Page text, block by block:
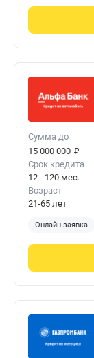
Сумма до
15 000 000 ₽
Срок кредита
12 - 120 мес.
Возраст
21-65 лет
Онлайн заявка